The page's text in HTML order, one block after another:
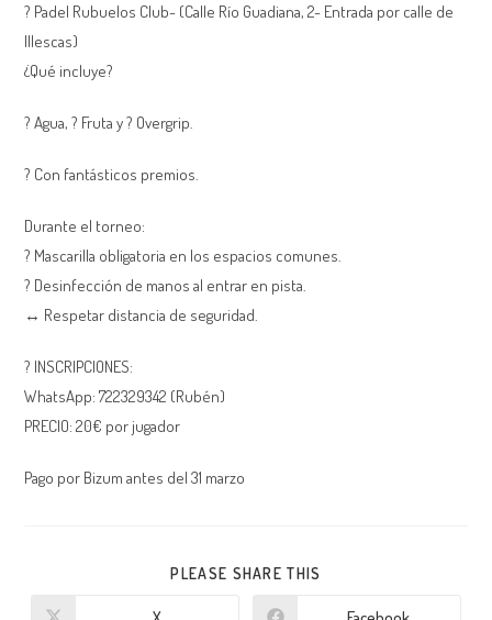
? Padel Rubuelos Club- (Calle Río Guadiana, 2- Entrada por calle de
Illescas)
¿Qué incluye?
? Agua, ? Fruta y ? Overgrip.
? Con fantásticos premios.
Durante el torneo:
? Mascarilla obligatoria en los espacios comunes.
? Desinfección de manos al entrar en pista.
↔️ Respetar distancia de seguridad.
? INSCRIPCIONES:
WhatsApp: 722329342 (Rubén)
PRECIO: 20€ por jugador
Pago por Bizum antes del 31 marzo
PLEASE SHARE THIS